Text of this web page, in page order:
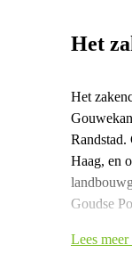
Het
Het
Haag, en
Goudse
Lees